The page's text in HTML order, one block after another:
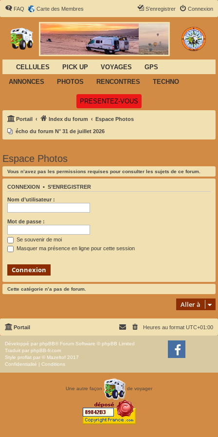
FAQ Carte des Membres Connexion
S’enregistrer
CELLULES PICK UP VOYAGES
GPS
ANNONCES
PHOTOS RENCONTRES TECHNO
PRESENTEZ-VOUS
Portail Index du forum Espace Photos
écho du forum N° 31 de juillet 2026
Espace Photos
Vous n’avez pas les permissions requises pour consulter les sujets de ce forum.
CONNEXION • S’ENREGISTRER
Nom d’utilisateur :
Mot de passe :
Se souvenir de moi
Masquer ma présence en ligne pour cette session
Cette catégorie n’a pas de forum.
Aller à
Portail Heures au format UTC+01:00
Développé par phpBB® Forum Software © phpBB Limited
Traduit par phpBB-fr.com
Style proflat par © Mazeltof 2017
Confidentialité | Conditions
Une autre façon de voyager